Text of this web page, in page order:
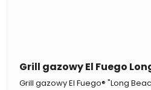
Grill gazowy El Fuego
Grill gazowy El Fuego® "Long